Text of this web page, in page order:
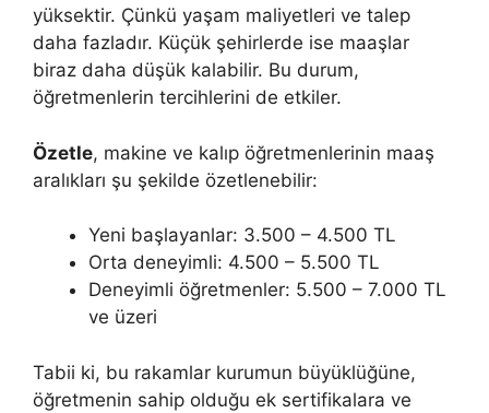
yüksektir. Çünkü yaşam maliyetleri ve talep
daha fazladır. Küçük şehirlerde ise maaşlar
biraz daha düşük kalabilir. Bu durum,
öğretmenlerin tercihlerini de etkiler.
Özetle, makine ve kalıp öğretmenlerinin maaş
aralıkları şu şekilde özetlenebilir:
Yeni başlayanlar: 3.500 – 4.500 TL
Orta deneyimli: 4.500 – 5.500 TL
Deneyimli öğretmenler: 5.500 – 7.000 TL
ve üzeri
Tabii ki, bu rakamlar kurumun büyüklüğüne,
öğretmenin sahip olduğu ek sertifikalara ve